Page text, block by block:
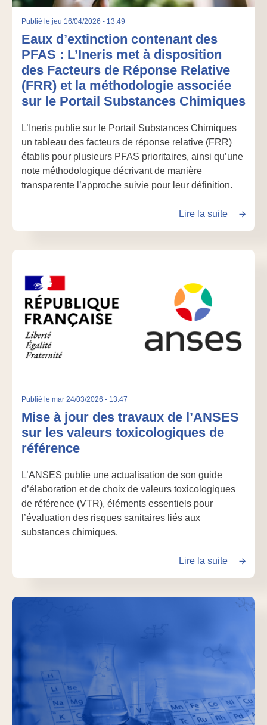
Publié le jeu 16/04/2026 - 13:49
Eaux d’extinction contenant des
PFAS : L’Ineris met à disposition
des Facteurs de Réponse Relative
(FRR) et la méthodologie associée
sur le Portail Substances Chimiques
L’Ineris publie sur le Portail Substances Chimiques
un tableau des facteurs de réponse relative (FRR)
établis pour plusieurs PFAS prioritaires, ainsi qu’une
note méthodologique décrivant de manière
transparente l’approche suivie pour leur définition.
Lire la suite
Publié le mar 24/03/2026 - 13:47
Mise à jour des travaux de l’ANSES
sur les valeurs toxicologiques de
référence
L’ANSES publie une actualisation de son guide
d’élaboration et de choix de valeurs toxicologiques
de référence (VTR), éléments essentiels pour
l’évaluation des risques sanitaires liés aux
substances chimiques.
Lire la suite